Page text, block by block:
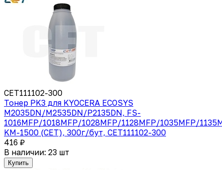
CET111102-300
Тонер PK3 для KYOCERA ECOSYS
M2035DN/M2535DN/P2135DN, FS-
1016MFP/1018MFP/1028MFP/1128MFP/1035MFP/
KM-1500 (CET), 300г/бут, CET111102-300
416 ₽
В наличии: 23 шт
Купить